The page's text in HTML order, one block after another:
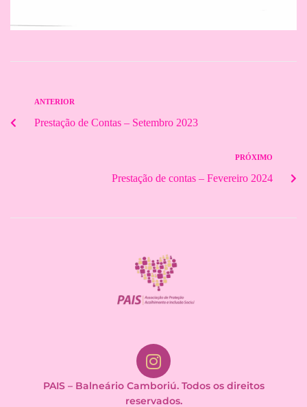
ANTERIOR
Prestação de Contas – Setembro 2023
PRÓXIMO
Prestação de contas – Fevereiro 2024
PAIS – Balneário Camboriú. Todos os direitos
reservados.